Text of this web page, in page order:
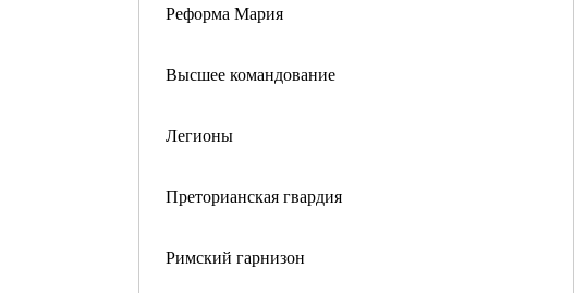
Реформа Мария
Высшее командование
Легионы
Преторианская гвардия
Римский гарнизон